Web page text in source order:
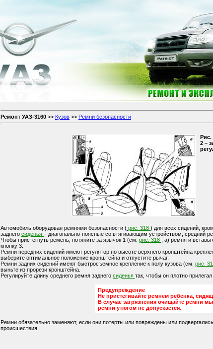
Ремонт УАЗ-3160 >> Кузов >> Ремни безопасности
Рис.
2 –
Автомобиль оборудован ремнями безопасности ( рис. 318 ) для всех сидений,
заднего сиденья – диагонально-поясные со втягивающим устройством, средний
Чтобы пристегнуть ремень, потяните за язычок 1 (см. рис. 318
, а) ремня и
кнопку 3.
Ремни передних сидений имеют регулятор по высоте верхнего кронштейна
выберите оптимальное положение кронштейна и отпустите рычаг.
Ремни задних сидений имеют быстросъемное крепление к полу кузова (см. рис.
выньте из прорези кронштейна.
Регулируйте длину среднего ремня заднего сиденья так, чтобы он плотно прилегал
Предупреждение
Не пристегивайте ремнем ребенка,
В случае загрязнения очищайте ремни
ремни утюгом не допускается.
Ремни обязательно заменяют, если они потерты или повреждены или
происшествия.